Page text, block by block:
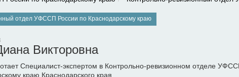
отдел УФССП России по Краснодарскому краю
Викторовна
Специалист-экспертом в Контрольно-ревизионном отделе
краю Краснодарского края